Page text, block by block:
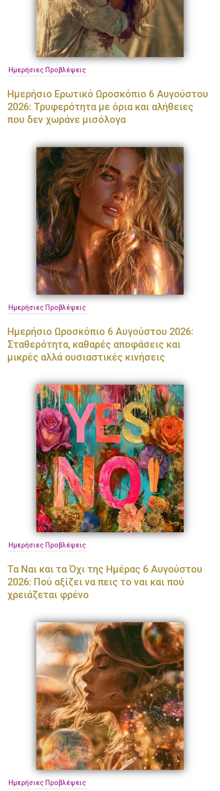
Ημερήσιες Προβλέψεις
Ημερήσιο Ερωτικό Ωροσκόπιο 6 Αυγούστου
2026: Τρυφερότητα με όρια και αλήθειες
που δεν χωράνε μισόλογα
Ημερήσιες Προβλέψεις
Ημερήσιο Ωροσκόπιο 6 Αυγούστου 2026:
Σταθερότητα, καθαρές αποφάσεις και
μικρές αλλά ουσιαστικές κινήσεις
Ημερήσιες Προβλέψεις
Τα Ναι και τα Όχι της Ημέρας 6 Αυγούστου
2026: Πού αξίζει να πεις το ναι και πού
χρειάζεται φρένο
Ημερήσιες Προβλέψεις